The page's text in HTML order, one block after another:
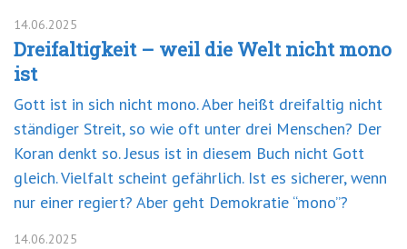
14.06.2025
Dreifaltigkeit – weil die Welt nicht mono
ist
Gott ist in sich nicht mono. Aber heißt dreifaltig nicht
ständiger Streit, so wie oft unter drei Menschen? Der
Koran denkt so. Jesus ist in diesem Buch nicht Gott
gleich. Vielfalt scheint gefährlich. Ist es sicherer, wenn
nur einer regiert? Aber geht Demokratie “mono”?
14.06.2025